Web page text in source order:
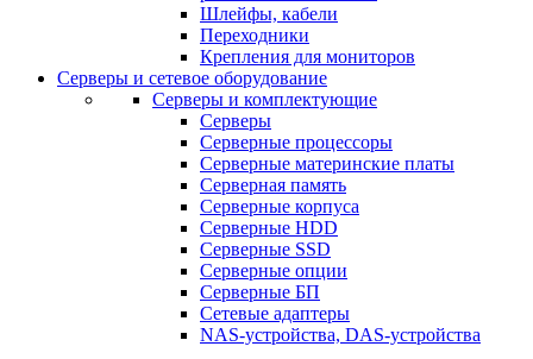
Шлейфы, кабели
Переходники
Крепления для мониторов
Серверы и сетевое оборудование
Серверы и комплектующие
Серверы
Серверные процессоры
Серверные материнские платы
Серверная память
Серверные корпуса
Серверные HDD
Серверные SSD
Серверные опции
Серверные БП
Сетевые адаптеры
NAS-устройства, DAS-устройства